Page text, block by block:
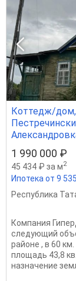
Коттедж/дом,
1 990 000 ₽
45 434 ₽ за м2
Ипотека от 9
Республика
Компания
следующий
районе , в 60
площадь 43,8
назначение